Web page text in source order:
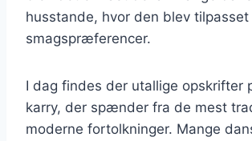
husstande, hvor den blev tilpasset
smagspræferencer.
I dag findes der utallige opskrifter
karry, der spænder fra de mest
moderne fortolkninger. Mange